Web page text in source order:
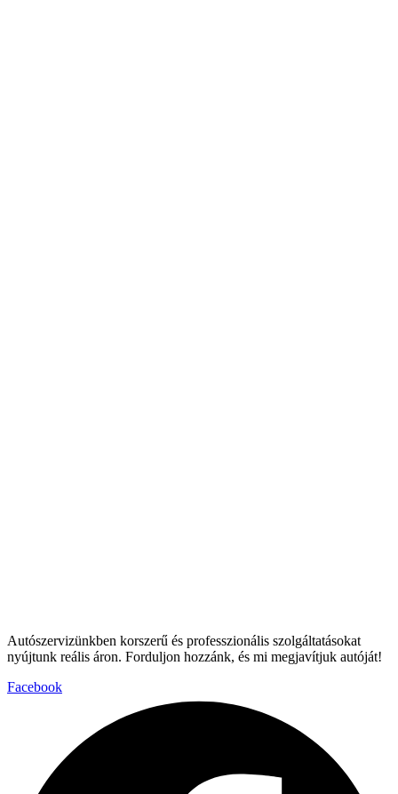
Autószervizünkben korszerű és professzionális szolgáltatásokat
nyújtunk reális áron. Forduljon hozzánk, és mi megjavítjuk autóját!
Facebook